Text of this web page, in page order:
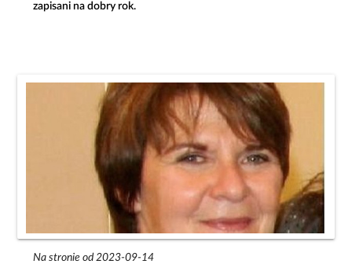
zapisani na dobry rok.
Na stronie od 2023-09-14